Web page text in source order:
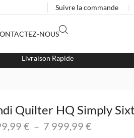
Suivre la commande
NOUS
Livraison Rapide
Quilter HQ Simply
€ – 7 999,99 €